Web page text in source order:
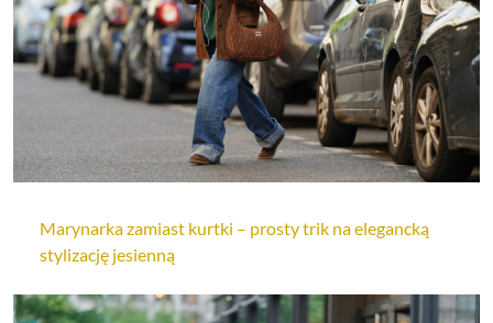
Marynarka zamiast kurtki – prosty trik na elegancką
stylizację jesienną